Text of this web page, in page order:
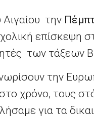
την
επίσκεψη
των τάξεων
την
χρόνο, τους
για τα